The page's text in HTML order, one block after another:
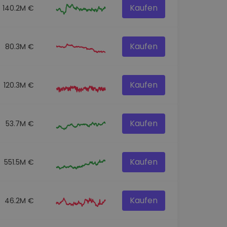
140.2M € Kaufen
80.3M € Kaufen
120.3M € Kaufen
53.7M € Kaufen
551.5M € Kaufen
46.2M € Kaufen